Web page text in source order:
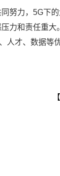
努力，5G下
力和责任重大
人才、数据等